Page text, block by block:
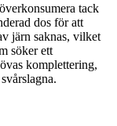
tack
dos för att
järn saknas, vilket
söker ett
komplettering,